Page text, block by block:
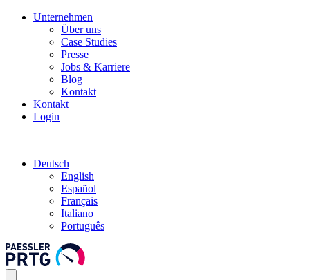
Unternehmen
Über uns
Case Studies
Presse
Jobs & Karriere
Blog
Kontakt
Kontakt
Login
Deutsch
English
Español
Français
Italiano
Português